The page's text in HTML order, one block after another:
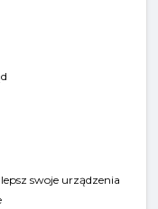
swoje urządzenia